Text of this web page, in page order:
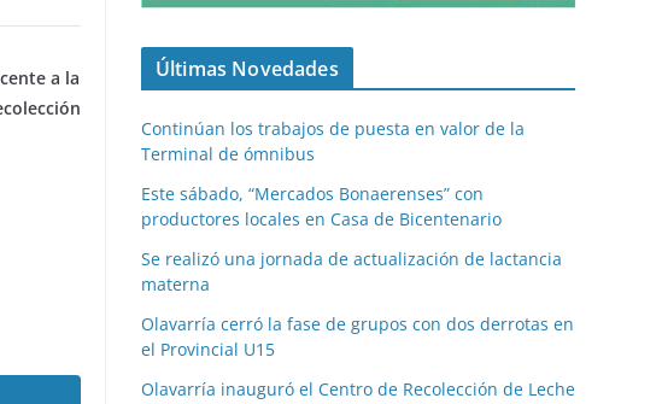
a la
Últimas Novedades
Continúan los trabajos de puesta en valor de la
Terminal de ómnibus
Este sábado, “Mercados Bonaerenses” con
productores locales en Casa de Bicentenario
Se realizó una jornada de actualización de lactancia
materna
Olavarría cerró la fase de grupos con dos derrotas en
el Provincial U15
Olavarría inauguró el Centro de Recolección de Leche